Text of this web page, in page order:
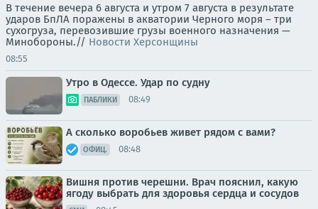
В течение вечера 6 августа и утром 7 августа в результате
ударов БпЛА поражены в акватории Черного моря – три
сухогруза, перевозившие грузы военного назначения —
Минобороны.// Новости Херсонщины
08:55
Утро в Одессе. Удар по судну
ПАБЛИКИ 08:49
А сколько воробьев живет рядом с вами?
ОФИЦ. 08:48
Вишня против черешни. Врач пояснил, какую
ягоду выбрать для здоровья сердца и сосудов